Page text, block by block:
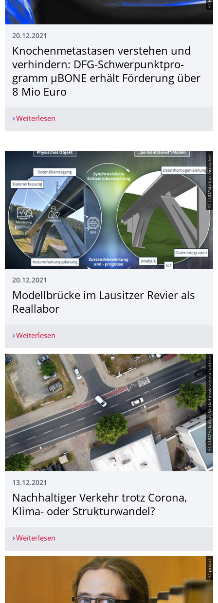
20.12.2021
Knochenmetastasen verstehen und
verhindern: DFG-Schwerpunktpro­
gramm µBONE erhält Förderung über
8 Mio Euro
Weiterlesen
© TUD/Stefan Gröschel
20.12.2021
Modellbrücke im Lausitzer Revier als
Reallabor
Weiterlesen
© TUD/Fakultät Verkehrswissenschaften
13.12.2021
Nachhaltiger Verkehr trotz Corona,
Klima- oder Strukturwandel?
Weiterlesen
© privat